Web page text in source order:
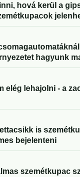
hová kerül a
hagyunk
elég lehajolni - a
is
bejelenteni
szemétkupac